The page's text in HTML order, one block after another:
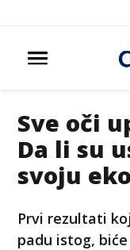
Sve oči
Da li su
svoju
Prvi rezultati
padu istog,